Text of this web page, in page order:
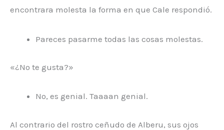
encontrara molesta la forma en que Cale respondió.
Pareces pasarme todas las cosas molestas.
«¿No te gusta?»
No, es genial. Taaaan genial.
Al contrario del rostro ceñudo de Alberu, sus ojos